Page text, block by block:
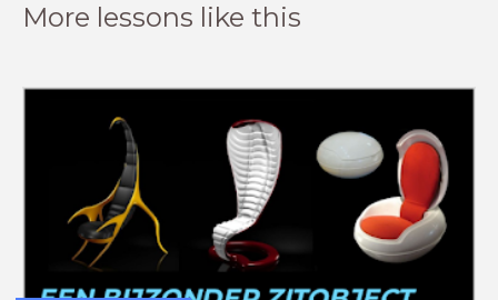
More lessons like this